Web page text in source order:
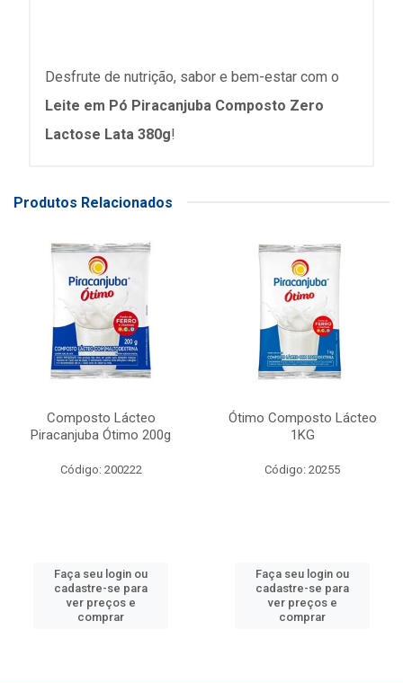
Desfrute de nutrição, sabor e bem-estar com o
Leite em Pó Piracanjuba Composto Zero
Lactose Lata 380g!
Produtos Relacionados
Composto Lácteo
Piracanjuba Ótimo 200g
Código: 200222
Faça seu login ou
cadastre-se para
ver preços e
comprar
Ótimo Composto Lácteo
1KG
Código: 20255
Faça seu login ou
cadastre-se para
ver preços e
comprar